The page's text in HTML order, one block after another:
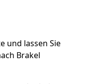
und lassen Sie
Brakel